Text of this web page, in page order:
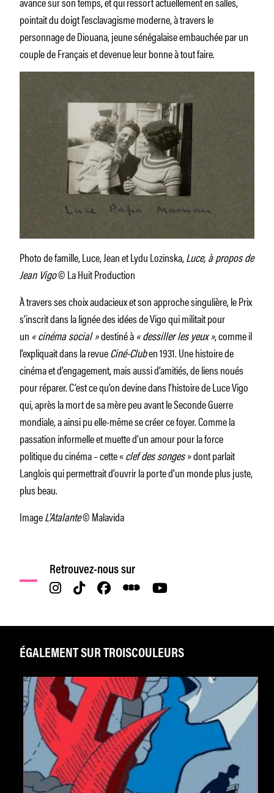
pointait du doigt l’esclavagisme moderne, à travers le
personnage de Diouana, jeune sénégalaise embauchée par un
couple de Français et devenue leur bonne à tout faire.
Photo de famille, Luce, Jean et Lydu Lozinska,Luce, à propos de
Jean Vigo© La Huit Production
À travers ses choix audacieux et son approche singulière, le Prix
s’inscrit dans la lignée des idées de Vigo qui militait pour
un « cinéma social »destiné à« dessiller les yeux », comme il
l’expliquait dans la revueCiné-Cluben 1931. Une histoire de
cinéma et d’engagement, mais aussi d’amitiés, de liens noués
pour réparer. C’est ce qu’on devine dans l’histoire de Luce Vigo
qui, après la mort de sa mère peu avant le Seconde Guerre
mondiale, a ainsi pu elle-même se créer ce foyer. Comme la
passation informelle et muette d’un amour pour la force
politique du cinéma – cette «clef des songes» dont parlait
Langlois qui permettrait d’ouvrir la porte d’un monde plus juste,
plus beau.
ImageL’Atalante© Malavida
Retrouvez-nous sur
ÉGALEMENT SUR TROISCOULEURS